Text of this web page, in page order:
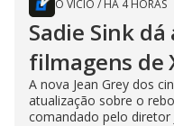
O VÍCIO / HÁ 4 HORAS
Sadie Sink
filmagens de
A nova Jean Grey dos
atualização sobre o
comandado pelo diretor